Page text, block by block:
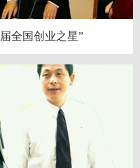
全国创业之星”